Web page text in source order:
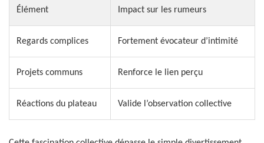
Élément Impact sur les rumeurs
Regards complices Fortement évocateur d’intimité
Projets communs Renforce le lien perçu
Réactions du plateau Valide l’observation collective